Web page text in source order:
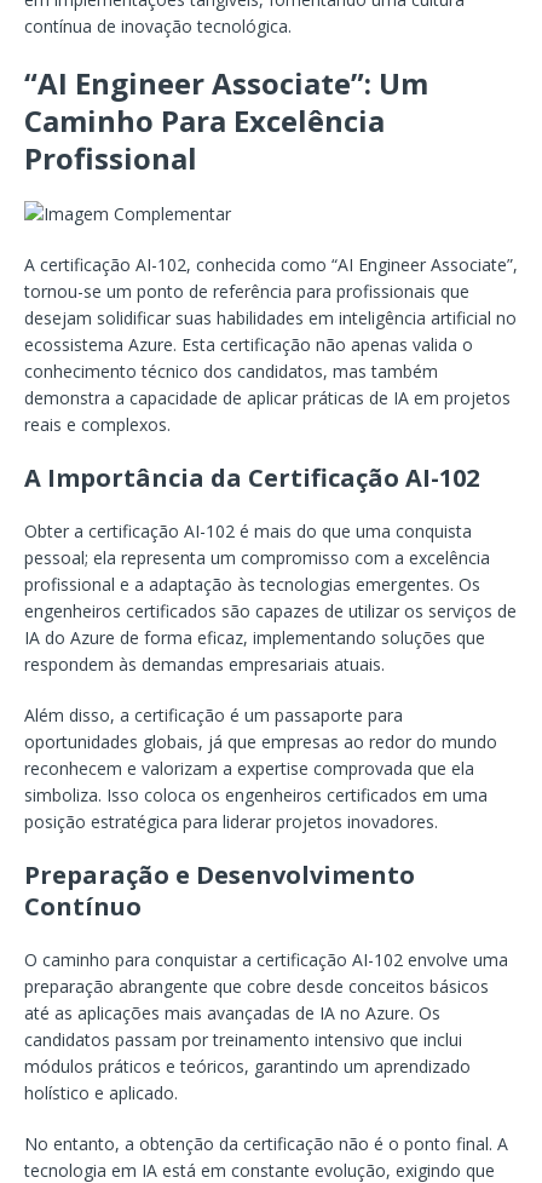
contínua de inovação tecnológica.
“AI Engineer Associate”: Um
Caminho Para Excelência
Profissional
A certificação AI-102, conhecida como “AI Engineer Associate”,
tornou-se um ponto de referência para profissionais que
desejam solidificar suas habilidades em inteligência artificial no
ecossistema Azure. Esta certificação não apenas valida o
conhecimento técnico dos candidatos, mas também
demonstra a capacidade de aplicar práticas de IA em projetos
reais e complexos.
A Importância da Certificação AI-102
Obter a certificação AI-102 é mais do que uma conquista
pessoal; ela representa um compromisso com a excelência
profissional e a adaptação às tecnologias emergentes. Os
engenheiros certificados são capazes de utilizar os serviços de
IA do Azure de forma eficaz, implementando soluções que
respondem às demandas empresariais atuais.
Além disso, a certificação é um passaporte para
oportunidades globais, já que empresas ao redor do mundo
reconhecem e valorizam a expertise comprovada que ela
simboliza. Isso coloca os engenheiros certificados em uma
posição estratégica para liderar projetos inovadores.
Preparação e Desenvolvimento
Contínuo
O caminho para conquistar a certificação AI-102 envolve uma
preparação abrangente que cobre desde conceitos básicos
até as aplicações mais avançadas de IA no Azure. Os
candidatos passam por treinamento intensivo que inclui
módulos práticos e teóricos, garantindo um aprendizado
holístico e aplicado.
No entanto, a obtenção da certificação não é o ponto final. A
tecnologia em IA está em constante evolução, exigindo que